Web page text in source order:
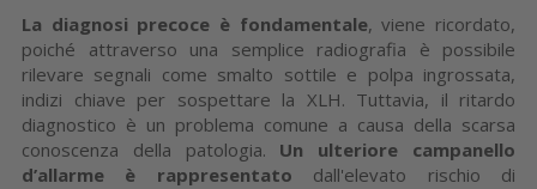
La diagnosi precoce è fondamentale, viene ricordato,
poiché attraverso una semplice radiografia è possibile
rilevare segnali come smalto sottile e polpa ingrossata,
indizi chiave per sospettare la XLH. Tuttavia, il ritardo
diagnostico è un problema comune a causa della scarsa
conoscenza della patologia. Un ulteriore campanello
d’allarme è rappresentato dall'elevato rischio di